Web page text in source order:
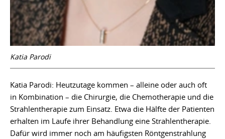
Katia Parodi
Katia Parodi: Heutzutage kommen – alleine oder auch oft
in Kombination – die Chirurgie, die Chemotherapie und die
Strahlentherapie zum Einsatz. Etwa die Hälfte der Patienten
erhalten im Laufe ihrer Behandlung eine Strahlentherapie.
Dafür wird immer noch am häufigsten Röntgenstrahlung